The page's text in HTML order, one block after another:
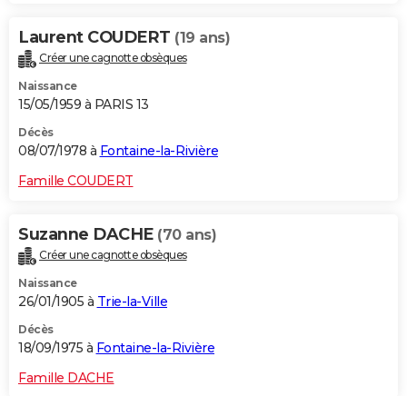
Laurent COUDERT (19 ans)
Créer une cagnotte obsèques
Naissance
15/05/1959 à PARIS 13
Décès
08/07/1978 à Fontaine-la-Rivière
Famille COUDERT
Suzanne DACHE (70 ans)
Créer une cagnotte obsèques
Naissance
26/01/1905 à Trie-la-Ville
Décès
18/09/1975 à Fontaine-la-Rivière
Famille DACHE